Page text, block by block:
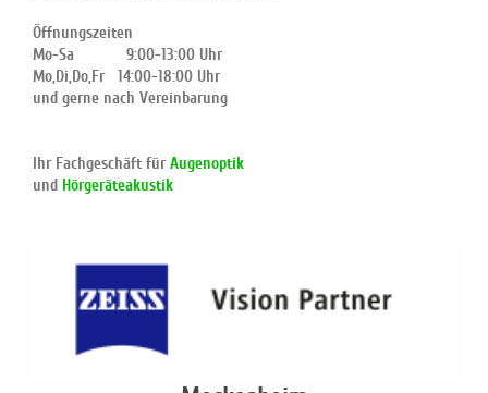
Öffnungszeiten
Mo-Sa 9:00-13:00 Uhr
Mo,Di,Do,Fr 14:00-18:00 Uhr
und gerne nach Vereinbarung
Ihr Fachgeschäft fürAugenoptik
und Hörgeräteakustik